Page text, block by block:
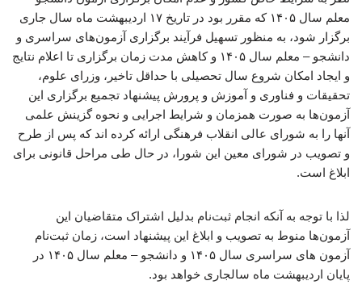
معلم سال ۱۴۰۵ که مقرر بود در تاریخ ۱۷ اردیبهشت ماه سال جاری
برگزار شود، به منظور تسهیل فرآیند برگزاری آزمون‌های سراسری و
دانشجو – معلم سال ۱۴۰۵ و کاهش مدت زمان برگزاری تا اعلام نتایج
و ایجاد امکان شروع سال تحصیلی با حداقل تاخیر، وزرای علوم،
تحقیقات و فناوری و آموزش و پرورش پیشنهاد تجمیع برگزاری این
آزمون‌ها به صورت همزمان و شرایط اجرایی و نحوه گزینش علمی
آنها را به شورای عالی انقلاب فرهنگی ارائه کرده اند که پس از طرح
و تصویب در شورای معین این شورا، در حال طی مراحل قانونی برای
ابلاغ است.
لذا با توجه به آنکه انجام ثبت‌نام بدلیل اشتراک متقاضیان این
آزمون‌ها منوط به تصویب و ابلاغ این پیشنهاد است، زمان ثبت‌نام
آزمون های سراسری سال ۱۴۰۵ و دانشجو – معلم سال ۱۴۰۵ در
پایان اردیبهشت ماه سالجاری خواهد بود.